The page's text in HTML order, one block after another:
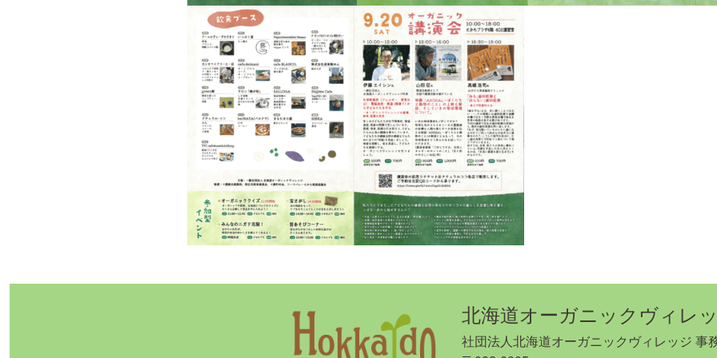
北海道オーガニックヴィレ
社団法人北海道オーガニックヴィレッジ 事